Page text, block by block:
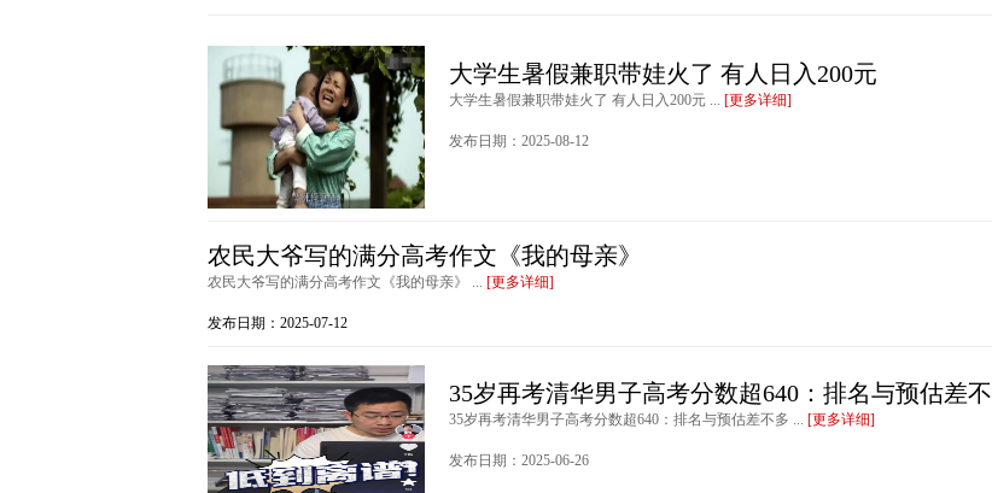
大学生暑假兼职带娃火了 有人日入200元
大学生暑假兼职带娃火了 有人日入200元 ... [更多详细]
发布日期：2025-08-12
农民大爷写的满分高考作文《我的母亲》
农民大爷写的满分高考作文《我的母亲》 ... [更多详细]
发布日期：2025-07-12
35岁再考清华男子高考分数超640：排名与预估差不
35岁再考清华男子高考分数超640：排名与预估差不多 ... [更多详细]
发布日期：2025-06-26